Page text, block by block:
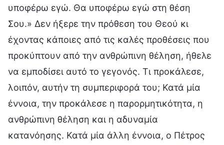
υποφέρω εγώ. Θα υποφέρω εγώ στη θέση
Σου.» Δεν ήξερε την πρόθεση του Θεού κι
έχοντας κάποιες από τις καλές προθέσεις που
προκύπτουν από την ανθρώπινη θέληση, ήθελε
να εμποδίσει αυτό το γεγονός. Τι προκάλεσε,
λοιπόν, αυτήν τη συμπεριφορά του; Κατά μία
έννοια, την προκάλεσε η παρορμητικότητα, η
ανθρώπινη θέληση και η αδυναμία
κατανόησης. Κατά μία άλλη έννοια, ο Πέτρος